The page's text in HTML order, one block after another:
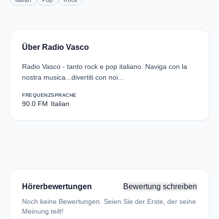
Über Radio Vasco
Radio Vasco - tanto rock e pop italiano. Naviga con la
nostra musica...divertiti con noi...
FREQUENZ
90.0 FM
SPRACHE
Italian
Hörerbewertungen Bewertung schreiben
Noch keine Bewertungen. Seien Sie der Erste, der seine
Meinung teilt!